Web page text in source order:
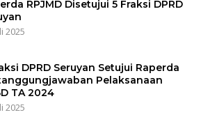
RPJMD Disetujui 5 Fraksi DPRD
2025
DPRD Seruyan Setujui Raperda
Pelaksanaan
TA 2024
2025